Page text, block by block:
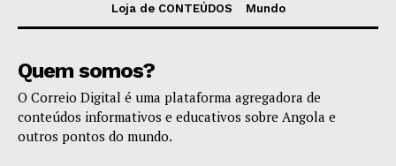
Loja de CONTEÚDOS
Mundo
Quem somos?
O Correio Digital é uma plataforma agregadora de
conteúdos informativos e educativos sobre Angola e
outros pontos do mundo.